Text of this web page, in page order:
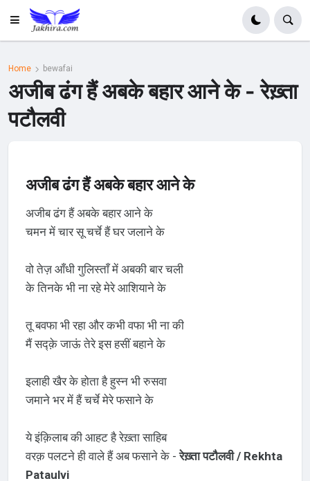
Home bewafai
अजीब ढंग हैं अबके बहार आने के - रेख़्ता
पटौलवी
अजीब ढंग हैं अबके बहार आने के
अजीब ढंग हैं अबके बहार आने के
चमन में चार सू चर्चे हैं घर जलाने के
वो तेज़ आँधी गुलिस्ताँ में अबकी बार चली
के तिनके भी ना रहे मेरे आशियाने के
तू बवफा भी रहा और कभी वफा भी ना की
मैं सद्क़े जाऊं तेरे इस हसीं बहाने के
इलाही खैर के होता है हुस्न भी रुसवा
जमाने भर में हैं चर्चे मेरे फसाने के
ये इंक़िलाब की आहट है रेख़्ता साहिब
वरक़ पलटने ही वाले हैं अब फसाने के -रेख़्ता पटौलवी / Rekhta
Pataulvi